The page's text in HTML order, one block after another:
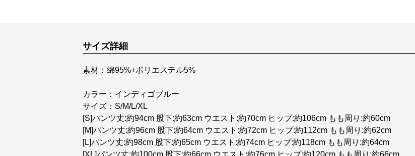
サイズ詳細
素材：綿95%+ポリエステル5%
カラー：インディゴブルー
サイズ：S/M/L/XL
[S]パンツ丈:約94cm 股下:約63cm ウエスト:約70cm ヒップ:約106cm もも周り:約60cm
[M]パンツ丈:約96cm 股下:約64cm ウエスト:約72cm ヒップ:約112cm もも周り:約62cm
[L]パンツ丈:約98cm 股下:約65cm ウエスト:約74cm ヒップ:約118cm もも周り:約64cm
[XL]パンツ丈:約100cm 股下:約66cm ウエスト:約76cm ヒップ:約120cm もも周り:約66cm